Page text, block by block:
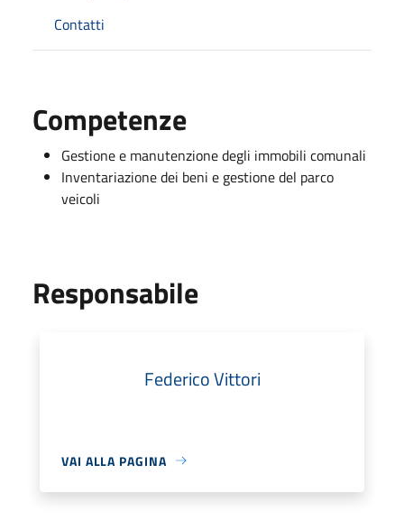
Contatti
Competenze
Gestione e manutenzione degli immobili comunali
Inventariazione dei beni e gestione del parco
veicoli
Responsabile
Federico Vittori
VAI ALLA PAGINA